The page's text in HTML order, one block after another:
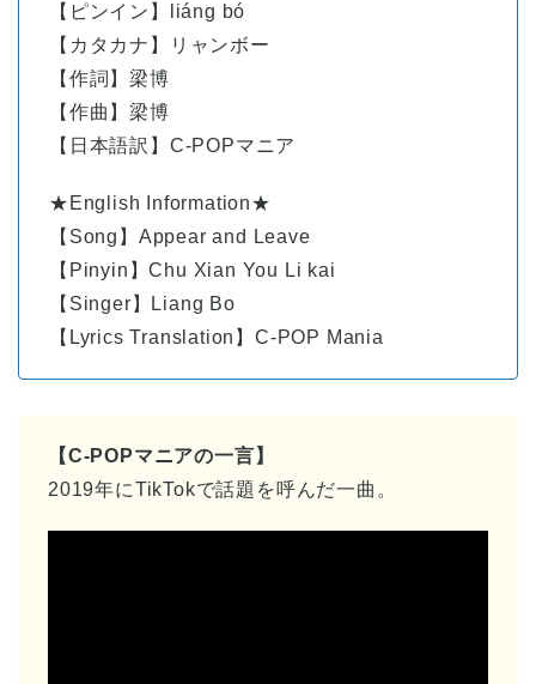
【ピンイン】
liáng bó
【カタカナ】リャンボー
【作詞】梁博
【作曲】梁博
【日本語訳】C-POPマニア
★English Information★
【Song】Appear and Leave
【Pinyin】Chu Xian You Li kai
【Singer】Liang Bo
【Lyrics Translation】C-POP Mania
【C-POPマニアの一言】
2019年にTikTokで話題を呼んだ一曲。